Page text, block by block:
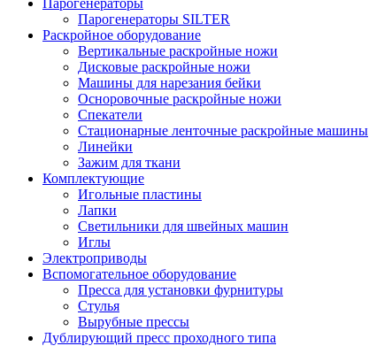
Парогенераторы
Парогенераторы SILTER
Раскройное оборудование
Вертикальные раскройные ножи
Дисковые раскройные ножи
Машины для нарезания бейки
Осноровочные раскройные ножи
Спекатели
Стационарные ленточные раскройные машины
Линейки
Зажим для ткани
Комплектующие
Игольные пластины
Лапки
Светильники для швейных машин
Иглы
Электроприводы
Вспомогательное оборудование
Пресса для установки фурнитуры
Стулья
Вырубные прессы
Дублирующий пресс проходного типа